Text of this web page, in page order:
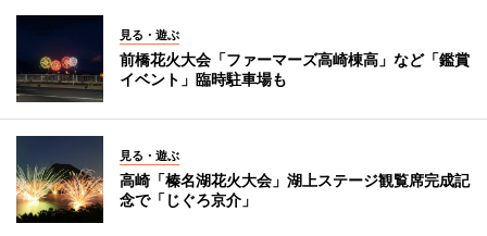
見る・遊ぶ
前橋花火大会「ファーマーズ高崎棟高」など「鑑賞
イベント」臨時駐車場も
見る・遊ぶ
高崎「榛名湖花火大会」湖上ステージ観覧席完成記
念で「じぐろ京介」